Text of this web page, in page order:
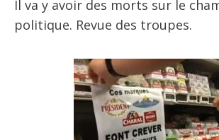
Il va y avoir des morts sur le
politique. Revue des troupes.